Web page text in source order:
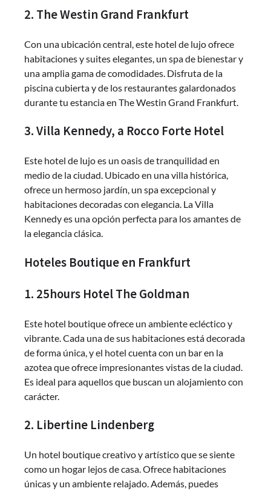
2. The Westin Grand Frankfurt
Con una ubicación central, este hotel de lujo ofrece
habitaciones y suites elegantes, un spa de bienestar y
una amplia gama de comodidades. Disfruta de la
piscina cubierta y de los restaurantes galardonados
durante tu estancia en The Westin Grand Frankfurt.
3. Villa Kennedy, a Rocco Forte Hotel
Este hotel de lujo es un oasis de tranquilidad en
medio de la ciudad. Ubicado en una villa histórica,
ofrece un hermoso jardín, un spa excepcional y
habitaciones decoradas con elegancia. La Villa
Kennedy es una opción perfecta para los amantes de
la elegancia clásica.
Hoteles Boutique en Frankfurt
1. 25hours Hotel The Goldman
Este hotel boutique ofrece un ambiente ecléctico y
vibrante. Cada una de sus habitaciones está decorada
de forma única, y el hotel cuenta con un bar en la
azotea que ofrece impresionantes vistas de la ciudad.
Es ideal para aquellos que buscan un alojamiento con
carácter.
2. Libertine Lindenberg
Un hotel boutique creativo y artístico que se siente
como un hogar lejos de casa. Ofrece habitaciones
únicas y un ambiente relajado. Además, puedes